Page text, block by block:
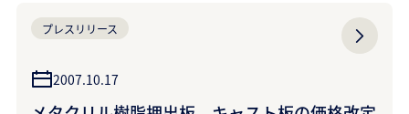
プレスリリース
2007.10.17